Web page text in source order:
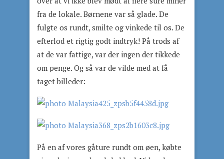
fra de lokale. Børnene var så glade. De
fulgte os rundt, smilte og vinkede til os. De
efterlod et rigtig godt indtryk! På trods af
at de var fattige, var der ingen der tikkede
om penge. Og så var de vilde med at få
taget billeder:
På en af vores gåture rundt om øen, købte